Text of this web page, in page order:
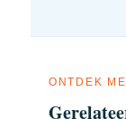
ONTDEK